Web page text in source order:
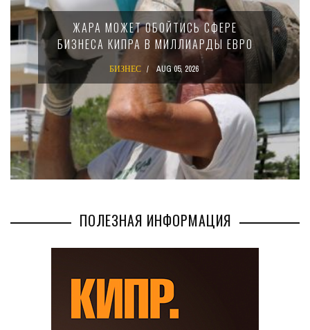
МИНФИН КИПРА ПЕРЕПИСАЛ ЗАКОН О
15-ПРОЦЕНТНОМ НАЛОГЕ ДЛЯ
КРУПНЫХ МЕЖДУНАРОДНЫХ
КОМПАНИЙ
БИЗНЕС AUG 02, 2026
ПОЛЕЗНАЯ ИНФОРМАЦИЯ